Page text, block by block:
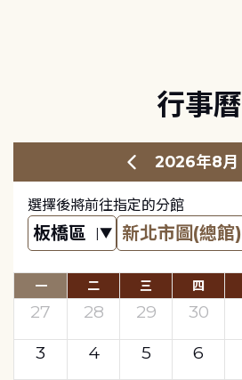
行事曆
2026年8月
選擇後將前往指定的分館
一 二 三 四
27 28 29 30
3
4 5 6